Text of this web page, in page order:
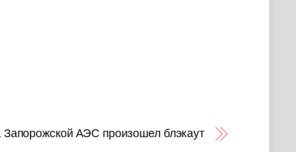
Запорожской АЭС произошел блэкаут